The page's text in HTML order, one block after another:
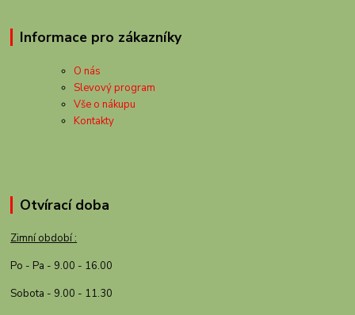
Informace pro zákazníky
O nás
Slevový program
Vše o nákupu
Kontakty
Otvírací doba
Zimní období :
Po - Pa - 9.00 - 16.00
Sobota - 9.00 - 11.30